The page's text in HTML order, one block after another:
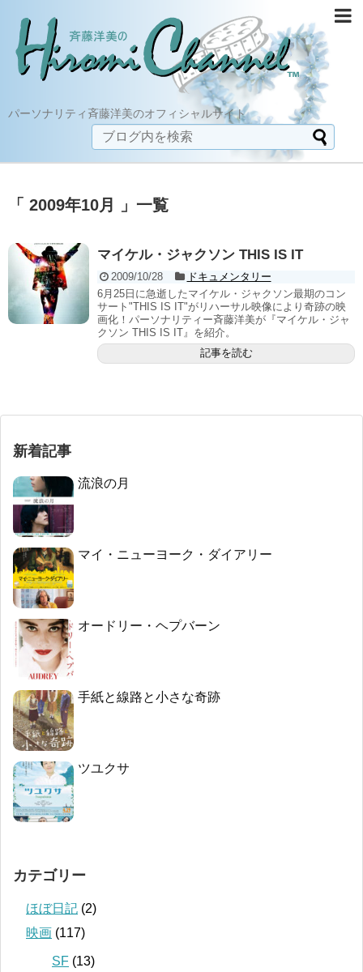
パーソナリティ斉藤洋美のオフィシャルサイト
「 2009年10月 」一覧
マイケル・ジャクソン THIS IS IT
2009/10/28
ドキュメンタリー
6月25日に急逝したマイケル・ジャクソン最期のコン
サート"THIS IS IT"がリハーサル映像により奇跡の映
画化！パーソナリティー斉藤洋美が『マイケル・ジャ
クソン THIS IS IT』を紹介。
記事を読む
新着記事
流浪の月
マイ・ニューヨーク・ダイアリー
オードリー・ヘプバーン
手紙と線路と小さな奇跡
ツユクサ
カテゴリー
ほぼ日記 (2)
映画 (117)
SF (13)